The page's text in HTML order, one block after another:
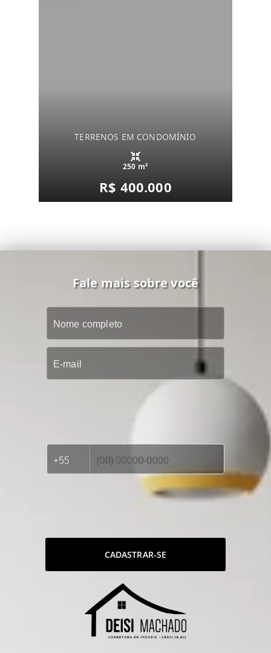
TERRENOS EM CONDOMÍNIO
250 m²
R$ 400.000
Fale mais sobre você
CADASTRAR-SE